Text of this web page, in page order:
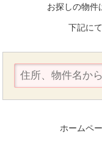
お探しの物件
下記に
ホームペ